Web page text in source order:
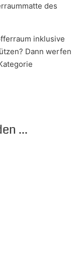
des
inklusive
Dann werfen
...